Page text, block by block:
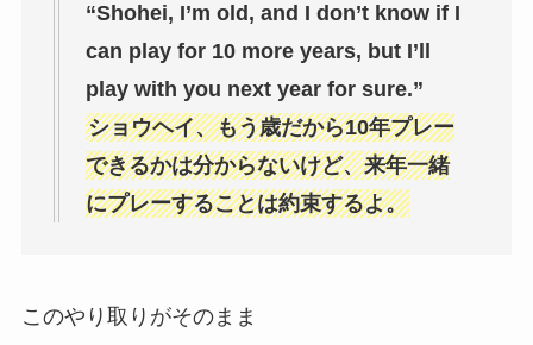
“Shohei, I’m old, and I don’t know if I
can play for 10 more years, but I’ll
play with you next year for sure.”
ショウヘイ、もう歳だから10年プレー
できるかは分からないけど、来年一緒
にプレーすることは約束するよ。
このやり取りがそのまま